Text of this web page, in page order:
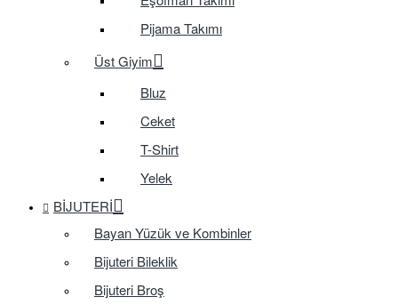
Pijama Takımı
Üst Giyim
Bluz
Ceket
T-Shirt
Yelek
BIJUTERI
Bayan Yüzük ve Kombinler
Bijuteri Bileklik
Bijuteri Broş